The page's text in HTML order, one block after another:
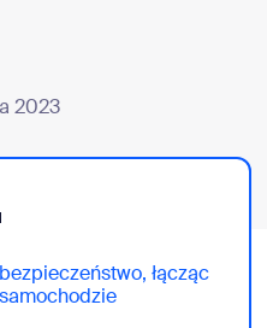
Bądź w kontakcie
2023
łącząc
bezpieczeństwo,